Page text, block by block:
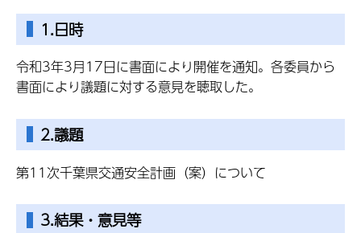
1.日時
令和3年3月17日に書面により開催を通知。各委員から
書面により議題に対する意見を聴取した。
2.議題
第11次千葉県交通安全計画（案）について
3.結果・意見等